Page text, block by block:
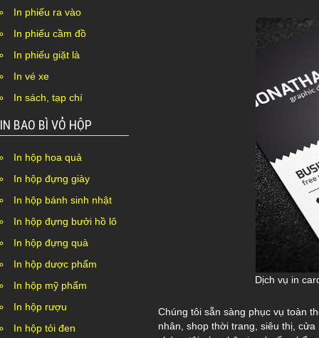
Dịch vụ in
Chúng tôi sẵn sàng phục vụ toàn
nhân, shop thời trang, siêu thị,
In phiếu ra vào
In phiếu cầm đồ
In phiếu giặt là
In vé xe
In sách, tạp chí
IN BAO BÌ VỎ HỘP
In hộp hoa quả
In hộp đựng giày
In hộp bánh sinh nhật
In hộp đựng bưởi hồ lô
In hộp đựng quà
In hộp dược phẩm
In hộp mỹ phẩm
In hộp rượu
In hộp tỏi đen